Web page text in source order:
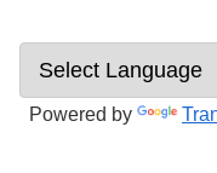
Powered by